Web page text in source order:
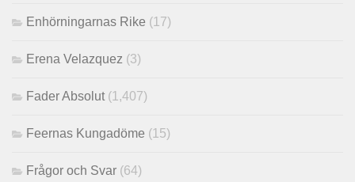
Enhörningarnas Rike (17)
Erena Velazquez (3)
Fader Absolut (1,407)
Feernas Kungadöme (15)
Frågor och Svar (64)